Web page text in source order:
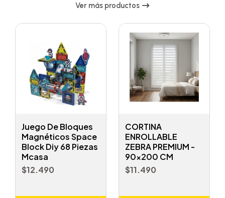
Ver más productos
Juego De Bloques
Magnéticos Space
Block Diy 68 Piezas
Mcasa
$12.490
CORTINA
ENROLLABLE
ZEBRA PREMIUM -
90x200 CM
$11.490